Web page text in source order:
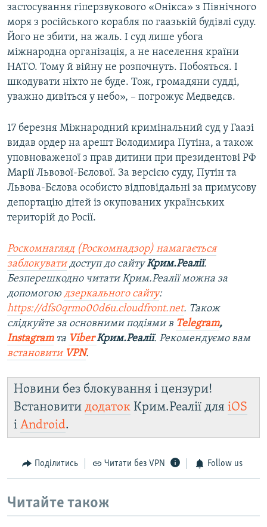
застосування гіперзвукового «Онікса» з Північного
моря з російського корабля по гаазькій будівлі суду.
Його не збити, на жаль. І суд лише убога
міжнародна організація, а не населення країни
НАТО. Тому й війну не розпочнуть. Побояться. І
шкодувати ніхто не буде. Тож, громадяни судді,
уважно дивіться у небо», – погрожує Медведєв.
17 березня Міжнародний кримінальний суд у Гаазі
видав ордер на арешт Володимира Путіна, а також
уповноваженої з прав дитини при президентові РФ
Марії Львової-Бєлової. За версією суду, Путін та
Львова-Бєлова особисто відповідальні за примусову
депортацію дітей із окупованих українських
територій до Росії.
Роскомнагляд (Роскомнадзор) намагається
заблокуватидоступ до сайтуКрим.Реалії.
Безперешкодно читати Крим.Реалії можна за
допомогою дзеркального сайту:
https://dfs0qrmo00d6u.cloudfront.net. Також
слідкуйте за основними подіями в Telegram,
Instagramта ViberКрим.Реалії. Рекомендуємо вам
встановити VPN.
Новини без блокування і цензури!
Встановити додаток Крим.Реалії для iOS
і Android.
Поділитись Читати без VPN Follow us
Читайте також